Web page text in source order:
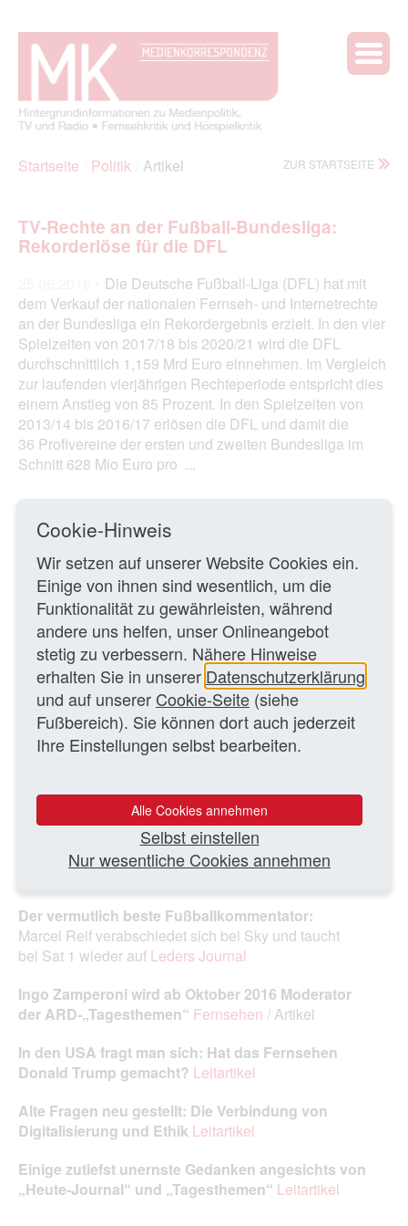
Startseite Politik Artikel ZUR STARTSEITE
TV-Rechte an der Fußball-Bundesliga:
Rekorderlöse für die DFL
Die Deutsche Fußball-Liga (DFL) hat mit
dem Verkauf der nationalen Fernseh- und Internetrechte
an der Bundesliga ein Rekordergebnis erzielt. In den vier
Spielzeiten von 2017/18 bis 2020/21 wird die DFL
durchschnittlich 1,159 Mrd Euro einnehmen. Im Vergleich
zur laufenden vierjährigen Rechteperiode entspricht dies
einem Anstieg von 85 Prozent. In den Spielzeiten von
2013/14 bis 2016/17 erlösen die DFL und damit die
36 Profivereine der ersten und zweiten Bundesliga im
Schnitt 628 Mio Euro pro ...
25.06.2016 – vn/MK
ZURÜCK ZUR ÜBERSICHTSSEITE
WEITERE TEXTE
Großbritannien:Rekordpreis für Fußball-TV-Rechte
Fußball-Geldesliga: Wenn Sport primär fürs
Fernsehgeschäft existiertFernsehen
ARD sichert sich Übertragungsrechte am DFB‑Pokal
Der vermutlich beste Fußballkommentator:
Marcel Reif verabschiedet sich bei Sky und taucht
bei Sat 1 wieder auf Leders Journal
Ingo Zamperoni wird ab Oktober 2016 Moderator
der ARD‑„Tagesthemen“ Fernsehen / Artikel
In den USA fragt man sich: Hat das Fernsehen
Donald Trump gemacht? Leitartikel
Alte Fragen neu gestellt: Die Verbindung von
Digitalisierung und Ethik Leitartikel
Einige zutiefst unernste Gedanken angesichts von
„Heute-Journal“ und „Tagesthemen“ Leitartikel
Cookie-Hinweis
Wir setzen auf unserer Website Cookies ein.
Einige von ihnen sind wesentlich, um die
Funktionalität zu gewährleisten, während
andere uns helfen, unser Onlineangebot
stetig zu verbessern. Nähere Hinweise
erhalten Sie in unserer Datenschutzerklärung
und auf unserer Cookie-Seite (siehe
Fußbereich). Sie können dort auch jederzeit
Ihre Einstellungen selbst bearbeiten.
Alle Cookies annehmen
Selbst einstellen
Nur wesentliche Cookies annehmen